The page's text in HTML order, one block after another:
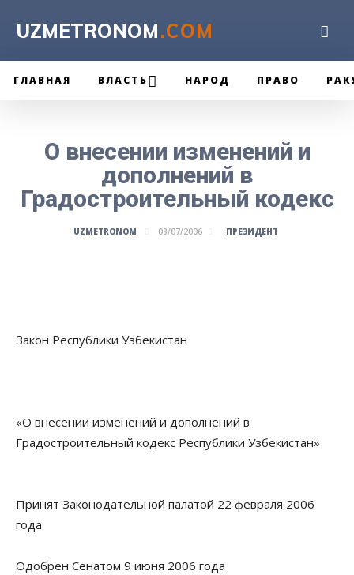
UZMETRONOM.COM
ГЛАВНАЯ ВЛАСТЬ НАРОД ПРАВО
О внесении изменений и
дополнений в
Градостроительный кодекс
UZMETRONOM 08/07/2006 ПРЕЗИДЕНТ
Закон Республики Узбекистан
«О внесении изменений и дополнений в
Градостроительный кодекс Республики Узбекистан»
Принят Законодательной палатой 22 февраля 2006
года
Одобрен Сенатом 9 июня 2006 года